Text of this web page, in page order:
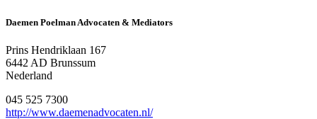
Daemen Poelman Advocaten & Mediators
Prins Hendriklaan 167
6442 AD Brunssum
Nederland
045 525 7300
http://www.daemenadvocaten.nl/